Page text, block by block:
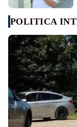
POLITICA